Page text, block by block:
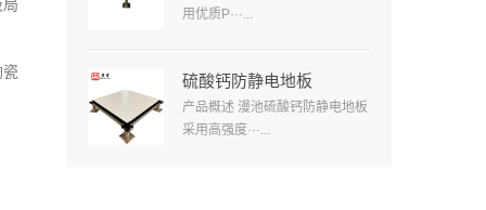
用优质P···...
硫酸钙防静电地板
产品概述 漫池硫酸钙防静电地板
采用高强度···...